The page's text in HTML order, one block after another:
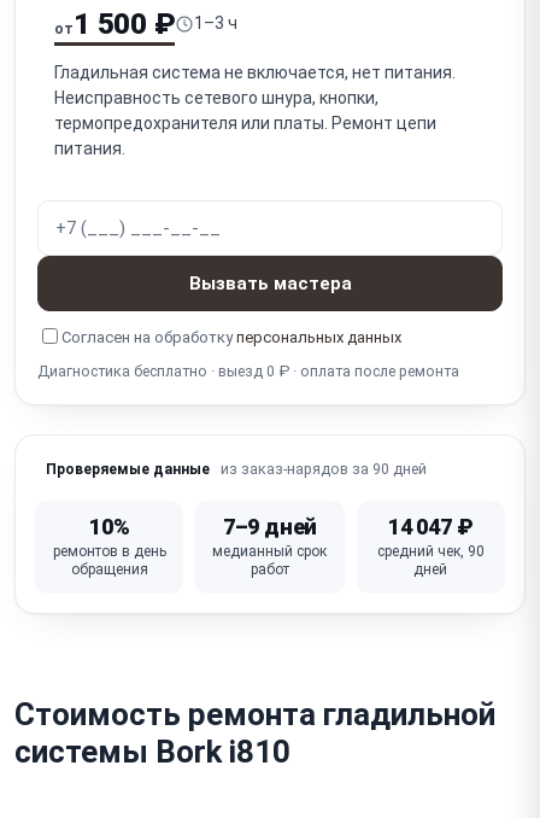
Течёт вода / протекает (бойлер, шланг, бак)
Капает / брызгает вода из утюга (вместо пара)
Не работает / шумит насос подачи воды
Повреждён / течёт / забит паровой шланг
(механизм)
Не работают кнопки / регуляторы / индикация
от 1 500 ₽ 1–3 ч
Гладильная система не включается, нет питания.
Неисправность сетевого шнура, кнопки,
термопредохранителя или платы. Ремонт цепи
питания.
Вызвать мастера
Согласен на обработкуперсональных данных
Диагностика бесплатно · выезд 0 ₽ · оплата после ремонта
Проверяемые данные из заказ-нарядов за 90 дней
10%
ремонтов в день
обращения
7–9 дней
медианный срок
работ
14 047 ₽
средний чек, 90
дней
Стоимость ремонта гладильной
системы Bork i810